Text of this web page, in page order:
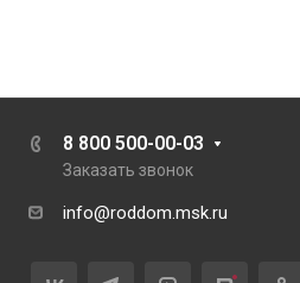
8 800 500-00-03
Заказать звонок
info@roddom.msk.ru